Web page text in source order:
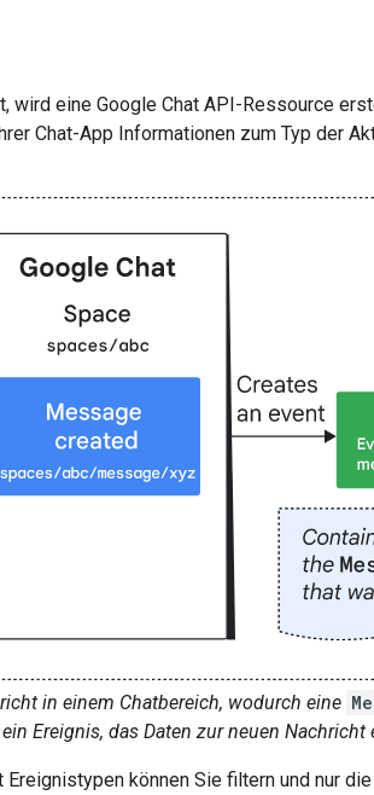
wird eine Google Chat API-Ressource
Chat-App Informationen zum Typ der
in einem Chatbereich, wodurch eine
Ereignis, das Daten zur neuen Nachricht
können Sie filtern und nur